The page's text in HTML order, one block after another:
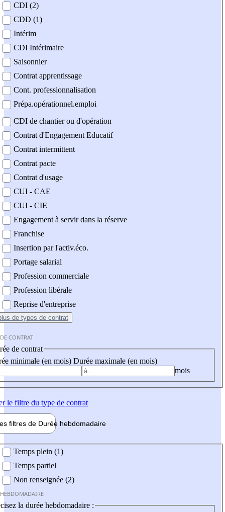
contrat
CDI (2)
CDD (1)
Intérim
CDI Intérimaire
Saisonnier
Contrat apprentissage
Cont. professionnalisation
Prépa.opérationnel.emploi
CDI de chantier ou d'opération
Contrat d'Engagement Educatif
Contrat intermittent
Contrat pacte
Contrat d'usage
CUI - CAE
CUI - CIE
Engagement à servir dans la réserve
Franchise
Insertion par l'activ.éco.
Portage salarial
Profession commerciale
Profession libérale
Reprise d'entreprise
de types de contrat
CONTRAT
de contrat
minimale (en mois) Durée maximale (en mois)
mois
le filtre du type de contrat
filtres de Durée hebdomadaire
Temps plein (1)
Temps partiel
Non renseignée (2)
la durée hebdomadaire :